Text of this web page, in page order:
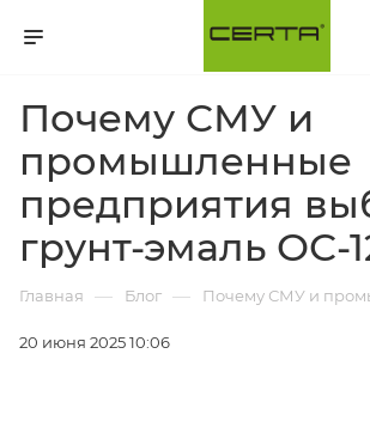
Почему СМУ и
промышленные
предприятия
грунт-эмаль ОС-
Главная — Блог — Почему СМУ и
20 июня 2025 10:06